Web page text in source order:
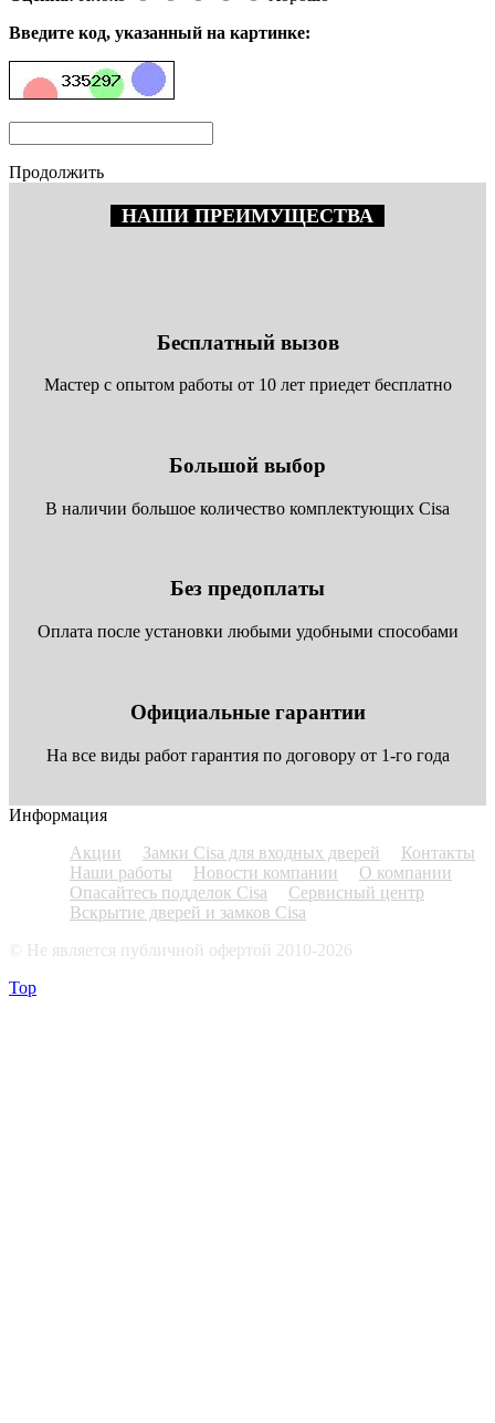
Введите код, указанный на картинке:
Продолжить
НАШИ ПРЕИМУЩЕСТВА
Бесплатный вызов
Мастер с опытом работы от 10 лет приедет бесплатно
Большой выбор
В наличии большое количество комплектующих Cisa
Без предоплаты
Оплата после установки любыми удобными способами
Официальные гарантии
На все виды работ гарантия по договору от 1-го года
Информация
Акции
Замки Cisa для входных дверей
Контакты
Наши работы
Новости компании
О компании
Опасайтесь подделок Cisa
Сервисный центр
Вскрытие дверей и замков Cisa
© Не является публичной офертой 2010-2026
Top